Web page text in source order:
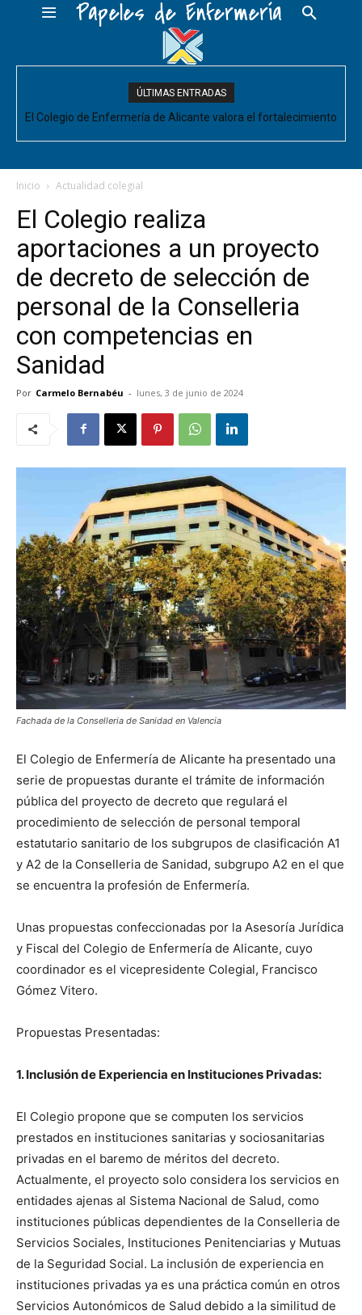
Papeles de Enfermería
ÚLTIMAS ENTRADAS
El Colegio de Enfermería de Alicante valora el fortalecimiento
acompañe de decisiones estructurales para...
Inicio Actualidad colegial
El Colegio realiza
aportaciones a un proyecto
de decreto de selección de
personal de la Conselleria
con competencias en
Sanidad
Por Carmelo Bernabéu - lunes, 3 de junio de 2024
Fachada de la Conselleria de Sanidad en Valencia
El Colegio de Enfermería de Alicante ha presentado una
serie de propuestas durante el trámite de información
pública del proyecto de decreto que regulará el
procedimiento de selección de personal temporal
estatutario sanitario de los subgrupos de clasificación A1
y A2 de la Conselleria de Sanidad, subgrupo A2 en el que
se encuentra la profesión de Enfermería.
Unas propuestas confeccionadas por la Asesoría Jurídica
y Fiscal del Colegio de Enfermería de Alicante, cuyo
coordinador es el vicepresidente Colegial, Francisco
Gómez Vitero.
Propuestas Presentadas:
1. Inclusión de Experiencia en Instituciones Privadas:
El Colegio propone que se computen los servicios
prestados en instituciones sanitarias y sociosanitarias
privadas en el baremo de méritos del decreto.
Actualmente, el proyecto solo considera los servicios en
entidades ajenas al Sistema Nacional de Salud, como
instituciones públicas dependientes de la Conselleria de
Servicios Sociales, Instituciones Penitenciarias y Mutuas
de la Seguridad Social. La inclusión de experiencia en
instituciones privadas ya es una práctica común en otros
Servicios Autonómicos de Salud debido a la similitud de